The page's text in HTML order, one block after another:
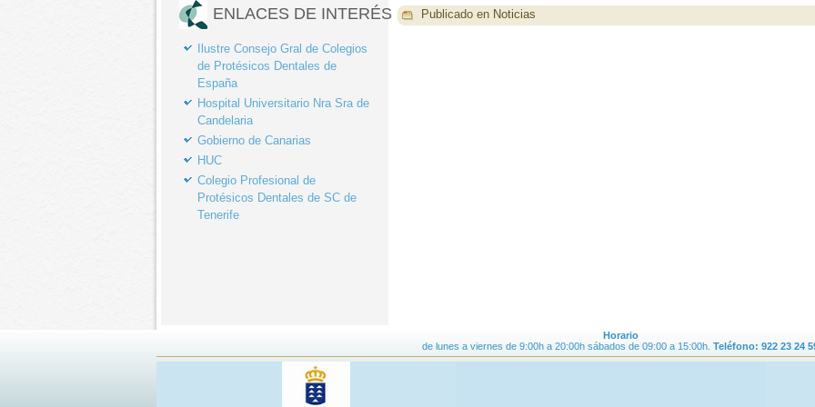
ENLACES DE INTERÉS
Ilustre Consejo Gral de Colegios
de Protésicos Dentales de
España
Hospital Universitario Nra Sra de
Candelaria
Gobierno de Canarias
HUC
Colegio Profesional de
Protésicos Dentales de SC de
Tenerife
Publicado en Noticias
Horario
de lunes a viernes de 9:00h a 20:00h sábados de 09:00 a 15:00h. Teléfono: 922 23 24